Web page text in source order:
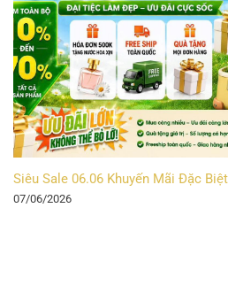
Siêu Sale 06.06 Khuyến Mãi Đặc
07/06/2026